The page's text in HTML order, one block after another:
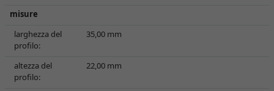
misure
larghezza del
profilo:
35,00 mm
altezza del
profilo:
22,00 mm